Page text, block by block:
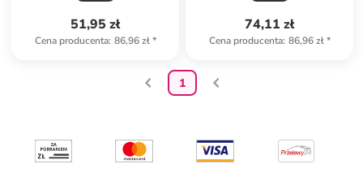
51,95 zł
Cena producenta: 86,96 zł*
74,11 zł
Cena producenta: 86,96 zł*
1